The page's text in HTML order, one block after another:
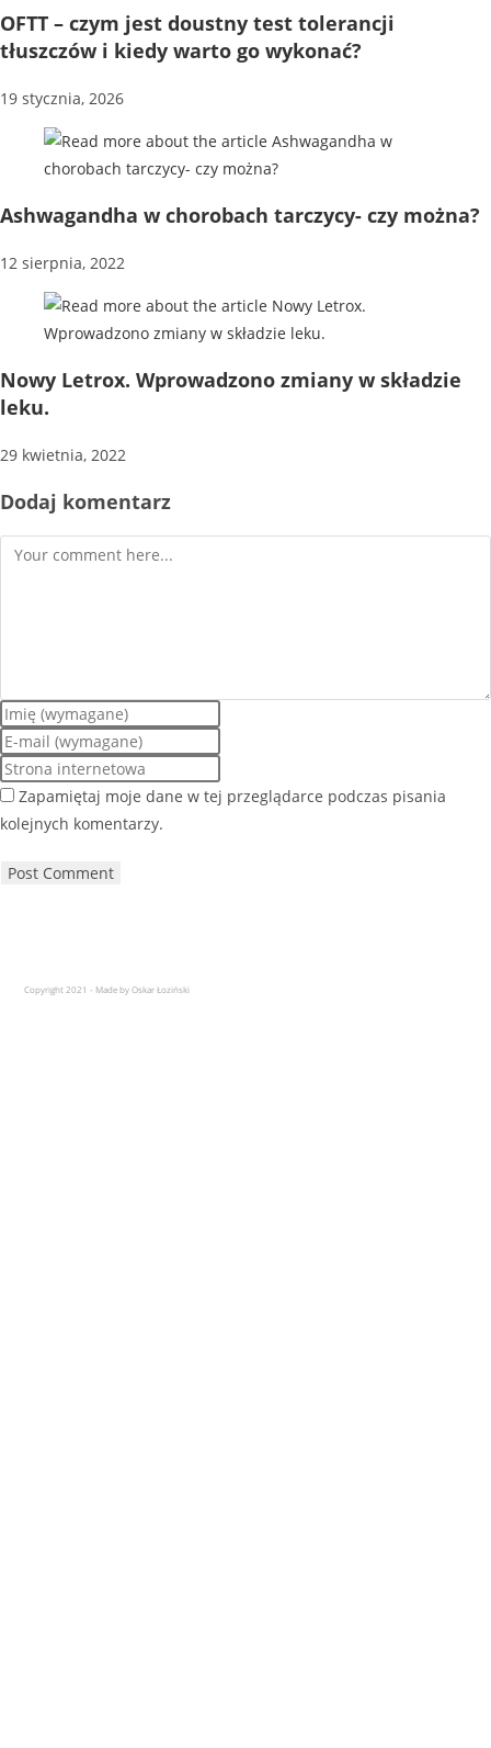
OFTT – czym jest doustny test tolerancji
tłuszczów i kiedy warto go wykonać?
19 stycznia, 2026
Ashwagandha w chorobach tarczycy- czy można?
12 sierpnia, 2022
Nowy Letrox. Wprowadzono zmiany w składzie
leku.
29 kwietnia, 2022
Dodaj komentarz
Zapamiętaj moje dane w tej przeglądarce podczas pisania
kolejnych komentarzy.
Copyright 2021 - Made by Oskar Łoziński